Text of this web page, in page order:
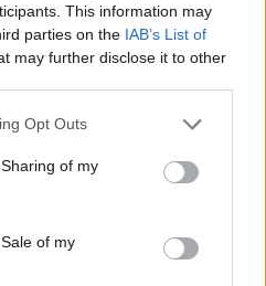
This information may
parties on the IAB’s List of
may further disclose it to other
Opt Outs
of my
of my
futures +21, az s&P futures
nyilvánvalóan az igen
elemzői várakozások 6%-os
negyedévben.
hírarchívumához